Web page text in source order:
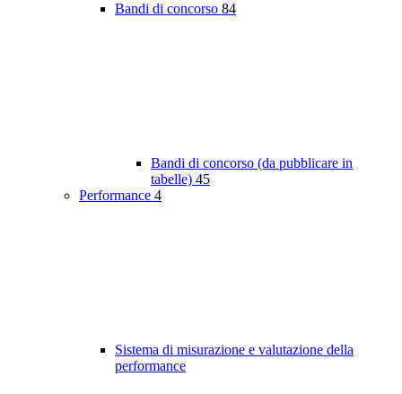
Bandi di concorso 84
Bandi di concorso (da pubblicare in
tabelle) 45
Performance 4
Sistema di misurazione e valutazione della
performance